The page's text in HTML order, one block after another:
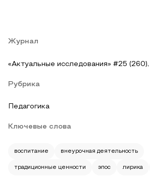
Журнал
«Актуальные исследования» #25
Рубрика
Педагогика
Ключевые слова
воспитание внеурочная деятельность
традиционные ценности эпос лирика